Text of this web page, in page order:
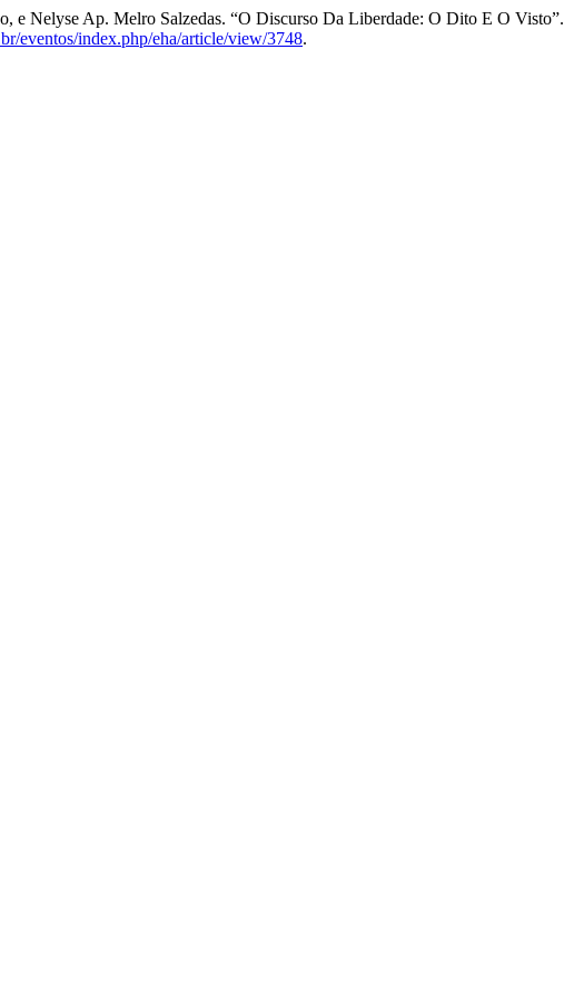
e Nelyse Ap. Melro Salzedas. “O Discurso Da Liberdade: O Dito E O Visto”.
eventos/index.php/eha/article/view/3748.